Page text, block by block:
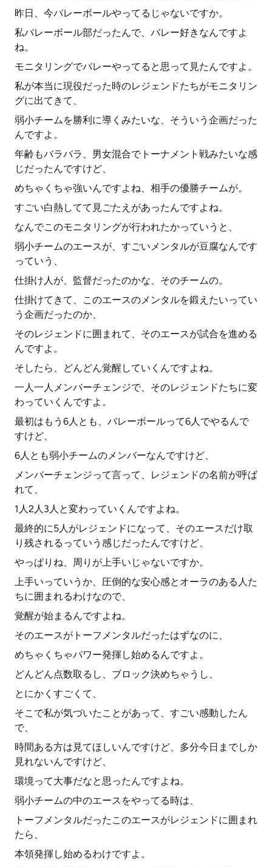
昨日、今バレーボールやってるじゃないですか。
私バレーボール部だったんで、バレー好きなんですよ
ね。
モニタリングでバレーやってると思って見たんですよ。
私が本当に現役だった時のレジェンドたちがモニタリン
グに出てきて、
弱小チームを勝利に導くみたいな、そういう企画だった
んですよ。
年齢もバラバラ、男女混合でトーナメント戦みたいな感
じだったんですけど、
めちゃくちゃ強いんですよね、相手の優勝チームが。
すごい白熱してて見ごたえがあったんですよね。
なんでこのモニタリングが行われたかっていうと、
弱小チームのエースが、すごいメンタルが豆腐なんです
っていう、
仕掛け人が、監督だったのかな、そのチームの。
仕掛けてきて、このエースのメンタルを鍛えたいってい
う企画だったのか、
そのレジェンドに囲まれて、そのエースが試合を進める
んですよ。
そしたら、どんどん覚醒していくんですよね。
一人一人メンバーチェンジで、そのレジェンドたちに変
わっていくんですよ。
最初はもう6人とも、バレーボールって6人でやるんで
すけど、
6人とも弱小チームのメンバーなんですけど、
メンバーチェンジって言って、レジェンドの名前が呼ば
れて、
1人2人3人と変わっていくんですよね。
最終的に5人がレジェンドになって、そのエースだけ取
り残されるっていう感じだったんですけど、
やっぱりね、周りが上手いじゃないですか。
上手いっていうか、圧倒的な安心感とオーラのある人た
ちに囲まれるわけなので、
覚醒が始まるんですよね。
そのエースがトーフメンタルだったはずなのに、
めちゃくちゃパワー発揮し始めるんですよ。
どんどん点数取るし、ブロック決めちゃうし、
とにかくすごくて、
そこで私が気づいたことがあって、すごい感動したん
で、
時間ある方は見てほしいんですけど、多分今日までしか
見れないんですけど、
環境って大事だなと思ったんですよね。
弱小チームの中のエースをやってる時は、
トーフメンタルだったこのエースがレジェンドに囲まれ
たら、
本領発揮し始めるわけですよ。